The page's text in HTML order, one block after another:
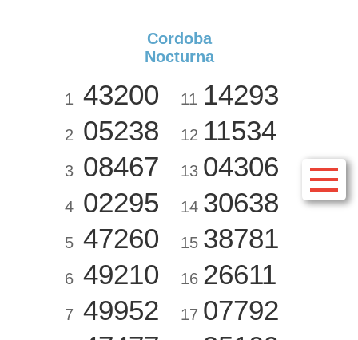
Cordoba
Nocturna
1 43200
2 05238
3 08467
4 02295
5 47260
6 49210
7 49952
11 14293
12 11534
13 04306
14 30638
15 38781
16 26611
17 07792